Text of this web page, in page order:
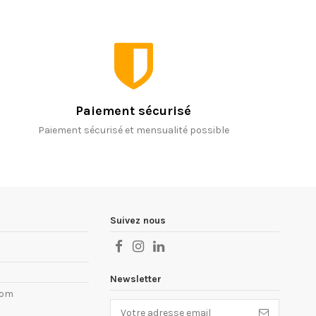
Paiement sécurisé
Paiement sécurisé et mensualité possible
Suivez nous
Newsletter